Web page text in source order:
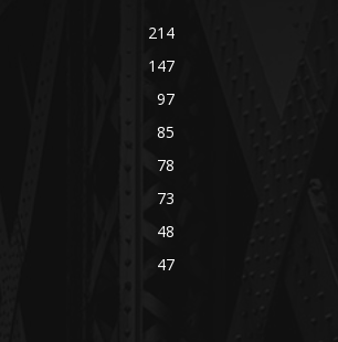
214
147
97
85
78
73
48
47